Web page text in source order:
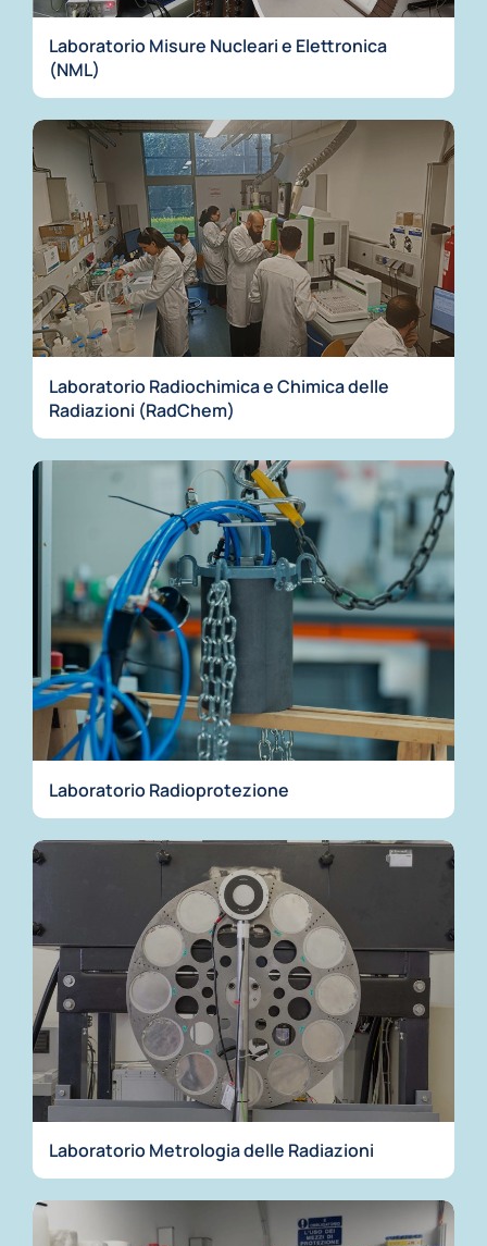
Laboratorio Misure Nucleari e Elettronica
(NML)
Laboratorio Radiochimica e Chimica delle
Radiazioni (RadChem)
Laboratorio Radioprotezione
Laboratorio Metrologia delle Radiazioni